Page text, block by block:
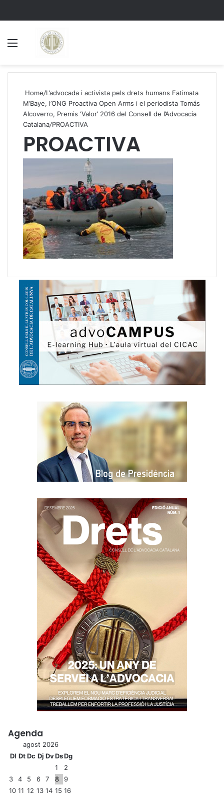
Home/L’advocada i activista pels drets humans Fatimata
M’Baye, l’ONG Proactiva Open Arms i el periodista Tomás
Alcoverro, Premis ‘Valor’ 2016 del Consell de l’Advocacia
Catalana/PROACTIVA
PROACTIVA
Agenda
agost 2026
Dl DtDc Dj DvDsDg
1
2
3
4 5 6 7 8
9
10 11 12 13 14 15 16